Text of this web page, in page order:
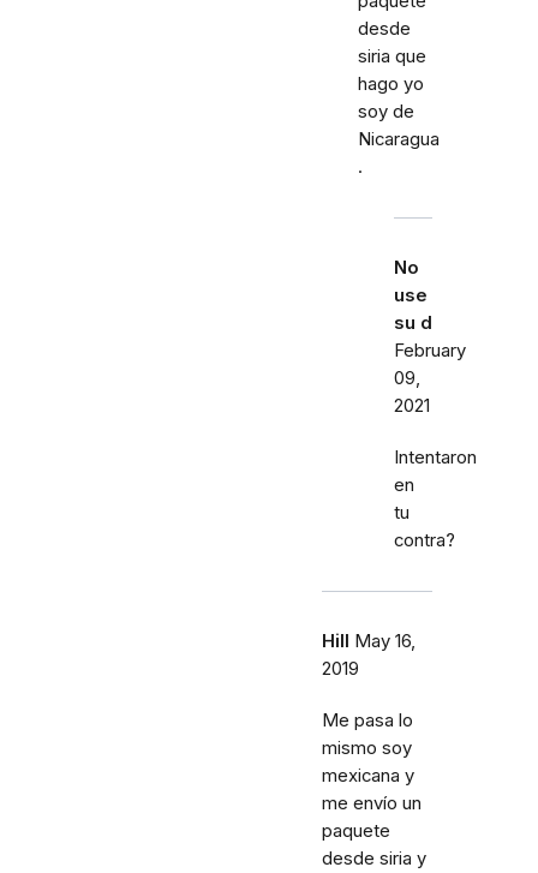
desde
siria que
hago yo
soy de
Nicaragua
.
No
use
su d
February
09,
2021
Intentaron
en
tu
contra?
Hill May 16,
2019
Me pasa lo
mismo soy
mexicana y
me envío un
paquete
desde siria y